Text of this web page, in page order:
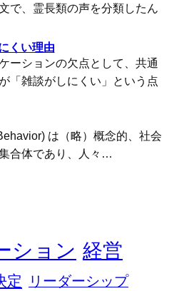
で、霊長類の声を分類したん
くい理由
ーションの欠点として、共通
「雑談がしにくい」という点
は（略）概念的、社会
合体であり、人々…
ション 経営
定
リーダーシップ